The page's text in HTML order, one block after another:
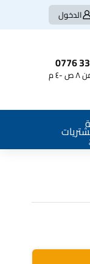
الدخول
-٤ م